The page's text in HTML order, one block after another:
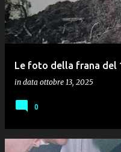
Le foto della frana del
in data ottobre 13, 2025
0